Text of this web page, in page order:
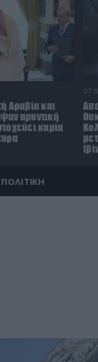
Αραβία και
αμυντική
καμία
ΠΟΛΙΤΙΚΗ